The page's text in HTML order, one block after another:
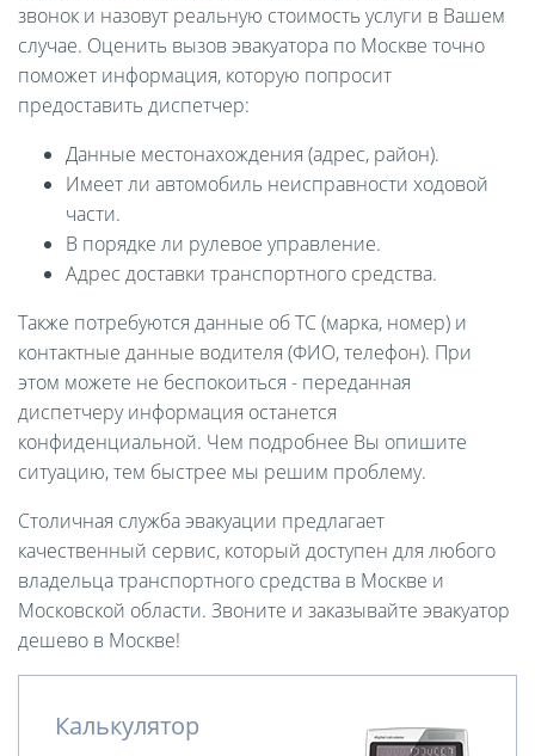
звонок и назовут реальную стоимость услуги в Вашем
случае. Оценить вызов эвакуатора по Москве точно
поможет информация, которую попросит
предоставить диспетчер:
Данные местонахождения (адрес, район).
Имеет ли автомобиль неисправности ходовой
части.
В порядке ли рулевое управление.
Адрес доставки транспортного средства.
Также потребуются данные об ТС (марка, номер) и
контактные данные водителя (ФИО, телефон). При
этом можете не беспокоиться - переданная
диспетчеру информация останется
конфиденциальной. Чем подробнее Вы опишите
ситуацию, тем быстрее мы решим проблему.
Столичная служба эвакуации предлагает
качественный сервис, который доступен для любого
владельца транспортного средства в Москве и
Московской области. Звоните и заказывайте эвакуатор
дешево в Москве!
Калькулятор